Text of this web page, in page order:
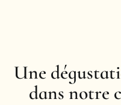
Une
dans notre